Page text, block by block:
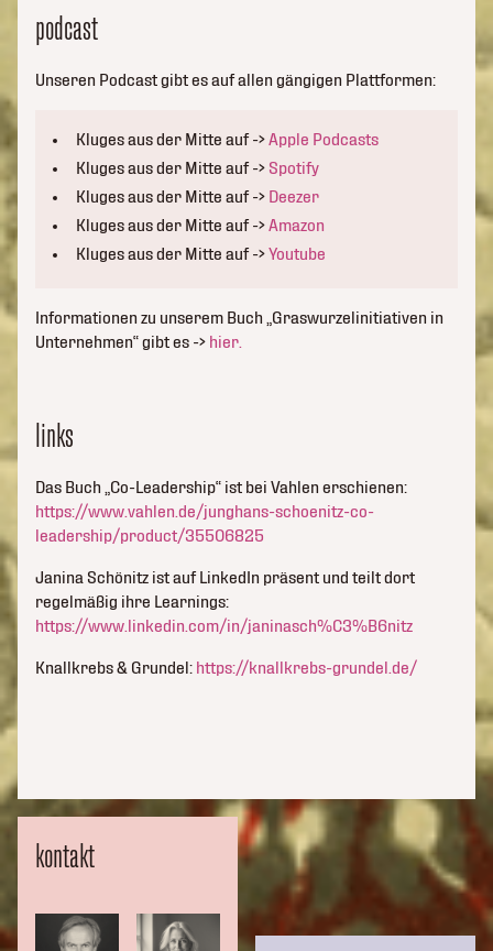
kontakt
podcast
Unseren Podcast gibt es auf allen gängigen Plattformen:
Kluges aus der Mitte auf ->Apple Podcasts
Kluges aus der Mitte auf -> Spotify
Kluges aus der Mitte auf -> Deezer
Kluges aus der Mitte auf ->Amazon
Kluges aus der Mitte auf ->Youtube
Informationen zu unserem Buch „Graswurzelinitiativen in
Unternehmen“ gibt es -> hier.
links
Das Buch „Co-Leadership“ ist bei Vahlen erschienen:
https://www.vahlen.de/junghans-schoenitz-co-
leadership/product/35506825
Janina Schönitz ist auf LinkedIn präsent und teilt dort
regelmäßig ihre Learnings:
https://www.linkedin.com/in/janinasch%C3%B6nitz
Knallkrebs & Grundel: https://knallkrebs-grundel.de/